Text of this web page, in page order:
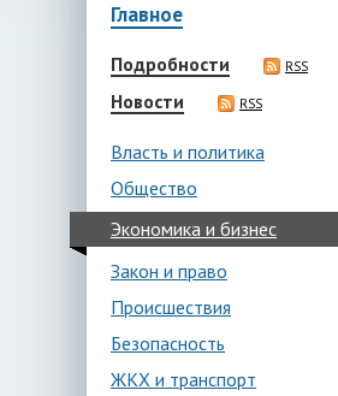
Главное
Подробности RSS
Новости RSS
Власть и политика
Общество
Экономика и бизнес
Закон и право
Происшествия
Безопасность
ЖКХ и транспорт